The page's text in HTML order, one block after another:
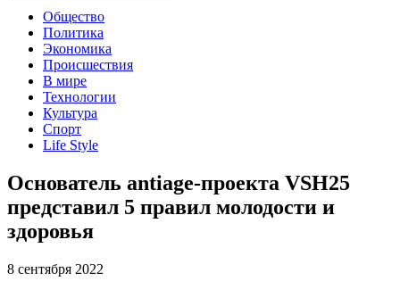
Общество
Политика
Экономика
Происшествия
В мире
Технологии
Культура
Спорт
Life Style
Основатель antiage-проекта VSH25
представил 5 правил молодости и
здоровья
8 сентября 2022